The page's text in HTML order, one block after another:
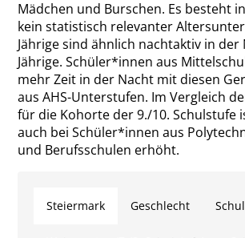
Mädchen und Burschen. Es besteht
kein statistisch relevanter
Jährige sind ähnlich nachtaktiv in der
Jährige. Schüler*innen aus
mehr Zeit in der Nacht mit diesen
aus AHS-Unterstufen. Im Vergleich
für die Kohorte der 9./10. Schulstufe
auch bei Schüler*innen aus
und Berufsschulen erhöht.
Steiermark Geschlecht